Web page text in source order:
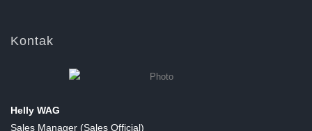
Kontak
Helly WAG
Sales Manager (Sales Official)